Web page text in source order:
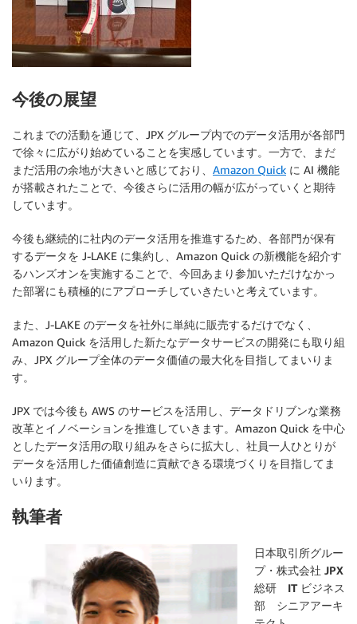
今後の展望
これまでの活動を通じて、JPX グループ内でのデータ活用が各部門
で徐々に広がり始めていることを実感しています。一方で、まだ
まだ活用の余地が大きいと感じており、 Amazon Quick に AI 機能
が搭載されたことで、今後さらに活用の幅が広がっていくと期待
しています。
今後も継続的に社内のデータ活用を推進するため、各部門が保有
するデータを J-LAKE に集約し、Amazon Quick の新機能を紹介す
るハンズオンを実施することで、今回あまり参加いただけなかっ
た部署にも積極的にアプローチしていきたいと考えています。
また、J-LAKE のデータを社外に単純に販売するだけでなく、
Amazon Quick を活用した新たなデータサービスの開発にも取り組
み、JPX グループ全体のデータ価値の最大化を目指してまいりま
す。
JPX では今後も AWS のサービスを活用し、データドリブンな業務
改革とイノベーションを推進していきます。Amazon Quick を中心
としたデータ活用の取り組みをさらに拡大し、社員一人ひとりが
データを活用した価値創造に貢献できる環境づくりを目指してま
いります。
執筆者
日本取引所グルー
プ・株式会社 JPX
総研 IT ビジネス
部 シニアアーキ